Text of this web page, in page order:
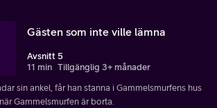
Gästen som inte ville lämna
Avsnitt 5
11 min Tillgänglig 3+ månader
sin ankel, får han stanna i Gammelsmurfens hus
Gammelsmurfen är borta.